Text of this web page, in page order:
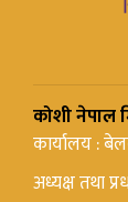
कोशी नेपाल
कार्यालय :
अध्यक्ष तथा